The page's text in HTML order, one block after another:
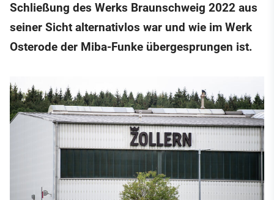
Schließung des Werks Braunschweig 2022 aus
seiner Sicht alternativlos war und wie im Werk
Osterode der Miba-Funke übergesprungen ist.